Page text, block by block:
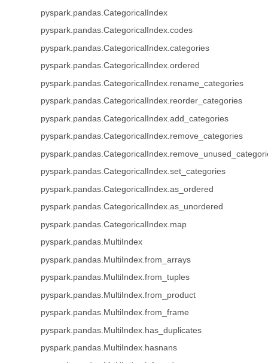
pyspark.pandas.CategoricalIndex
pyspark.pandas.CategoricalIndex.codes
pyspark.pandas.CategoricalIndex.categories
pyspark.pandas.CategoricalIndex.ordered
pyspark.pandas.CategoricalIndex.rename_categories
pyspark.pandas.CategoricalIndex.reorder_categories
pyspark.pandas.CategoricalIndex.add_categories
pyspark.pandas.CategoricalIndex.remove_categories
pyspark.pandas.CategoricalIndex.set_categories
pyspark.pandas.CategoricalIndex.as_ordered
pyspark.pandas.CategoricalIndex.as_unordered
pyspark.pandas.CategoricalIndex.map
pyspark.pandas.MultiIndex
pyspark.pandas.MultiIndex.from_arrays
pyspark.pandas.MultiIndex.from_tuples
pyspark.pandas.MultiIndex.from_product
pyspark.pandas.MultiIndex.from_frame
pyspark.pandas.MultiIndex.has_duplicates
pyspark.pandas.MultiIndex.hasnans